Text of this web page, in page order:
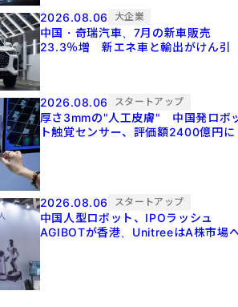
2026.08.06 大企業
中国・奇瑞汽車、7月の新車販売
23.3％増 新エネ車と輸出がけん引
2026.08.06 スタートアップ
厚さ3mmの"人工皮膚" 中国発ロボ
ト触覚センサー、評価額2400億円に
2026.08.06 スタートアップ
中国人型ロボット、IPOラッシュ
AGIBOTが香港、UnitreeはA株市場